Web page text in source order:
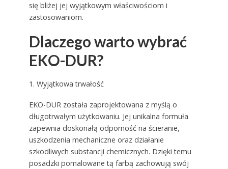
się bliżej jej wyjątkowym właściwościom i
zastosowaniom.
Dlaczego warto wybrać
EKO-DUR?
1. Wyjątkowa trwałość
EKO-DUR została zaprojektowana z myślą o
długotrwałym użytkowaniu. Jej unikalna formuła
zapewnia doskonałą odporność na ścieranie,
uszkodzenia mechaniczne oraz działanie
szkodliwych substancji chemicznych. Dzięki temu
posadzki pomalowane tą farbą zachowują swój